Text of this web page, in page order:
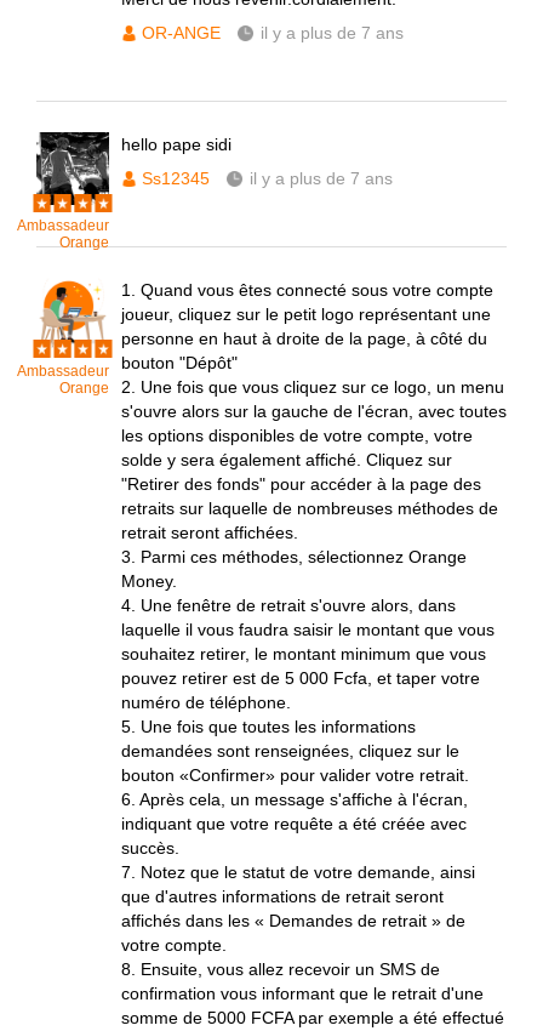
OR-ANGE
il y a plus de 7 ans
Ambassadeur
Orange
hello pape sidi
Ss12345
il y a plus de 7 ans
Ambassadeur
Orange
1. Quand vous êtes connecté sous votre compte
joueur, cliquez sur le petit logo représentant une
personne en haut à droite de la page, à côté du
bouton "Dépôt"
2. Une fois que vous cliquez sur ce logo, un menu
s'ouvre alors sur la gauche de l'écran, avec toutes
les options disponibles de votre compte, votre
solde y sera également affiché. Cliquez sur
"Retirer des fonds" pour accéder à la page des
retraits sur laquelle de nombreuses méthodes de
retrait seront affichées.
3. Parmi ces méthodes, sélectionnez Orange
Money.
4. Une fenêtre de retrait s'ouvre alors, dans
laquelle il vous faudra saisir le montant que vous
souhaitez retirer, le montant minimum que vous
pouvez retirer est de 5 000 Fcfa, et taper votre
numéro de téléphone.
5. Une fois que toutes les informations
demandées sont renseignées, cliquez sur le
bouton «Confirmer» pour valider votre retrait.
6. Après cela, un message s'affiche à l'écran,
indiquant que votre requête a été créée avec
succès.
7. Notez que le statut de votre demande, ainsi
que d'autres informations de retrait seront
affichés dans les « Demandes de retrait » de
votre compte.
8. Ensuite, vous allez recevoir un SMS de
confirmation vous informant que le retrait d'une
somme de 5000 FCFA par exemple a été effectué